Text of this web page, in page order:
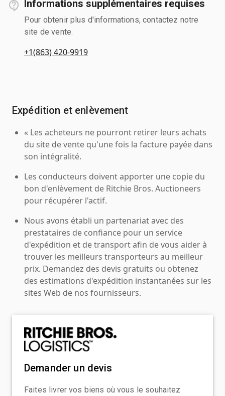
Informations supplémentaires requises
Pour obtenir plus d'informations, contactez notre
site de vente.
+1(863) 420-9919
Expédition et enlèvement
« Les acheteurs ne pourront retirer leurs achats
du site de vente qu'une fois la facture payée dans
son intégralité.
Les conducteurs doivent apporter une copie du
bon d'enlèvement de Ritchie Bros. Auctioneers
pour récupérer l'actif.
Nous avons établi un partenariat avec des
prestataires de confiance pour un service
d'expédition et de transport afin de vous aider à
trouver les meilleurs transporteurs au meilleur
prix. Demandez des devis gratuits ou obtenez
des estimations d'expédition instantanées sur les
sites Web de nos fournisseurs.
Demander un devis
Faites livrer vos biens où vous le souhaitez